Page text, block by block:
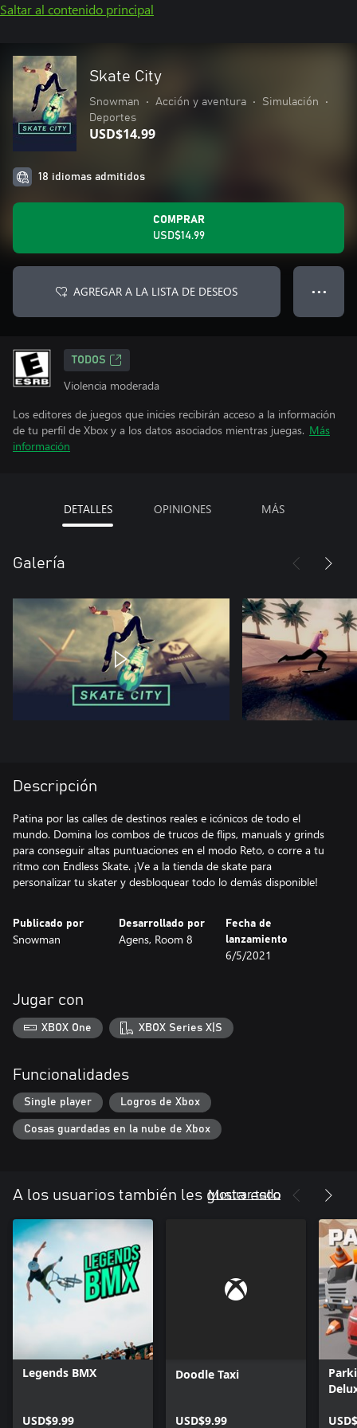
Saltar al contenido principal
Skate City
Snowman • Acción y aventura • Simulación
•
Deportes
USD$14.99
18 idiomas admitidos
COMPRAR
USD$14.99
AGREGAR A LA LISTA DE DESEOS ● ● ●
TODOS
Violencia moderada
Los editores de juegos que inicies recibirán acceso a la información
de tu perfil de Xbox y a los datos asociados mientras juegas. Más
información
DETALLES OPINIONES MÁS
Galería
Descripción
Patina por las calles de destinos reales e icónicos de todo el
mundo. Domina los combos de trucos de flips, manuals y grinds
para conseguir altas puntuaciones en el modo Reto, o corre a tu
ritmo con Endless Skate. ¡Ve a la tienda de skate para
personalizar tu skater y desbloquear todo lo demás disponible!
Publicado por
Snowman
Desarrollado por
Agens, Room 8
Fecha de
lanzamiento
6/5/2021
Jugar con
XBOX One XBOX Series X|S
Funcionalidades
Single player Logros de Xbox
Cosas guardadas en la nube de Xbox
A los usuarios también les gusta esto
Mostrar todo
Legends BMX
USD$9.99
Doodle Taxi
USD$9.99